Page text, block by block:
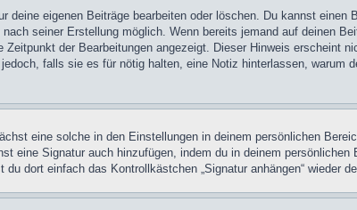
eigenen Beiträge bearbeiten oder löschen. Du kannst
seiner Erstellung möglich. Wenn bereits jemand auf deinen
der Bearbeitungen angezeigt. Dieser Hinweis erscheint
falls sie es für nötig halten, eine Notiz hinterlassen,
eine solche in den Einstellungen in deinem persönlichen
eine Signatur auch hinzufügen, indem du in deinem
dort einfach das Kontrollkästchen „Signatur anhängen“ wieder